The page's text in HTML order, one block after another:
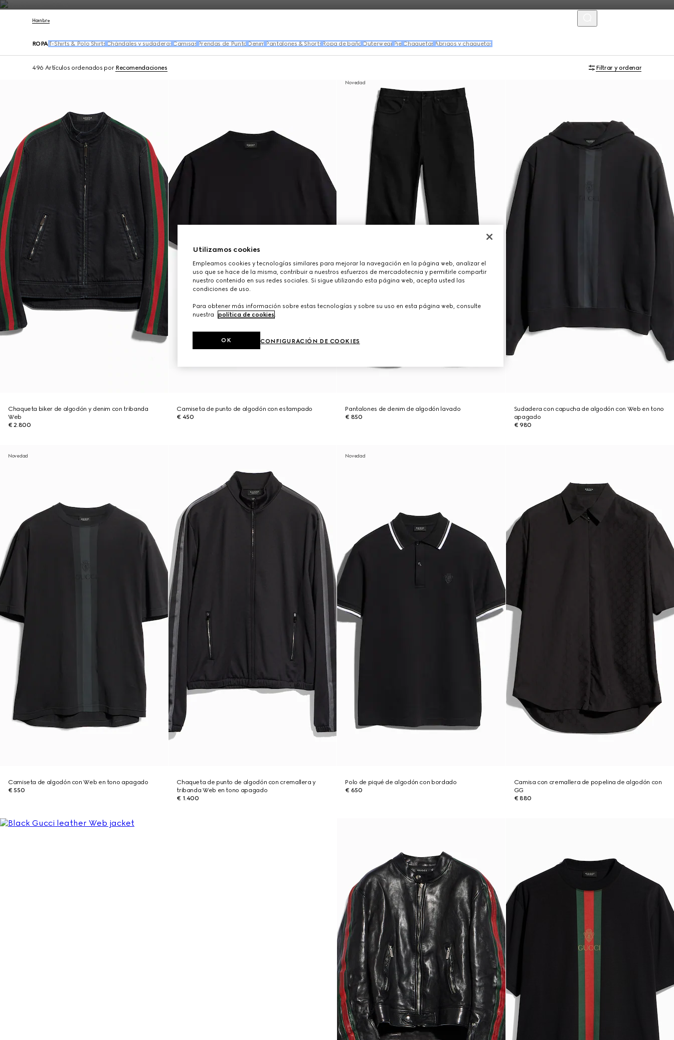
Póngase en contacto con nosotros
Hombre
ROPAT-Shirts & Polo Shirts Chándales y sudaderas Camisas Prendas de Punto Denim Pantalones & Shorts Ropa de baño Outerwear Piel Chaquetas Abrigos y chaquetas
496 Artículos ordenados por Recomendaciones Filtrar y ordenar
Chaqueta biker de algodón y denim con tribanda
Web
€ 2.800
Camiseta de punto de algodón con estampado
€ 450
Novedad
Pantalones de denim de algodón lavado
€ 850
Sudadera con capucha de algodón con Web en tono
apagado
€ 980
Novedad
Camiseta de algodón con Web en tono apagado
€ 550
Chaqueta de punto de algodón con cremallera y
tribanda Web en tono apagado
€ 1.400
Novedad
Polo de piqué de algodón con bordado
€ 650
Camisa con cremallera de popelina de algodón con
GG
€ 880
Utilizamos cookies
Empleamos cookies y tecnologías similares para mejorar la navegación en la página web, analizar el
uso que se hace de la misma, contribuir a nuestros esfuerzos de mercadotecnia y permitirle compartir
nuestro contenido en sus redes sociales. Si sigue utilizando esta página web, acepta usted las
condiciones de uso.
Para obtener más información sobre estas tecnologías y sobre su uso en esta página web, consulte
nuestra
política de cookies.
CONFIGURACIÓN DE COOKIES
OK